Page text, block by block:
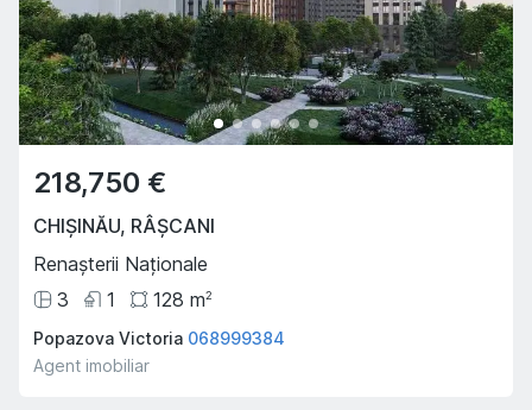
218,750 €
CHIȘINĂU, RÂȘCANI
Renașterii Naționale
3
1 128 m2
Popazova Victoria 068999384
Agent imobiliar